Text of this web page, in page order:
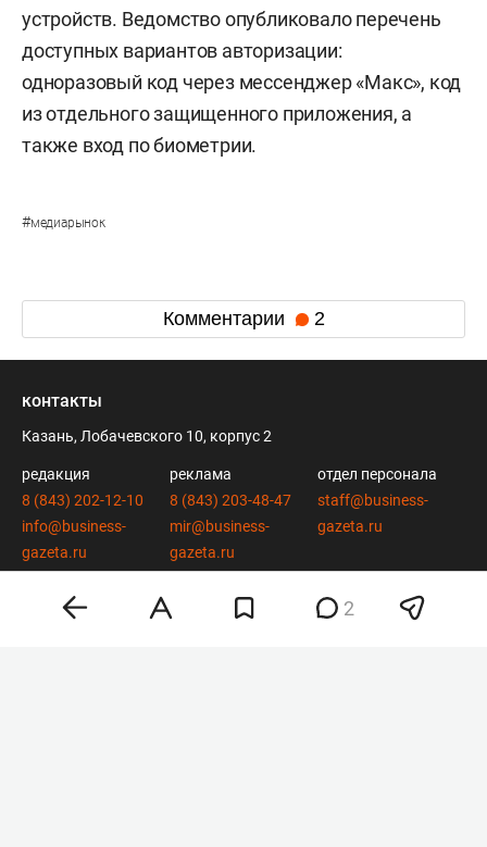
устройств. Ведомство опубликовало перечень
доступных вариантов авторизации:
одноразовый код через мессенджер «Макс», код
из отдельного защищенного приложения, а
также вход по биометрии.
#медиарынок
Комментарии 2
2
контакты
Казань, Лобачевского 10, корпус 2
редакция
8 (843) 202-12-10
info@business-
gazeta.ru
реклама
8 (843) 203-48-47
mir@business-
gazeta.ru
отдел персонала
staff@business-
gazeta.ru